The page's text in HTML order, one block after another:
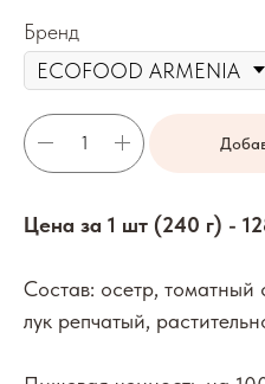
Бренд
Цена за 1 шт (240 г) -
Состав: осетр, томатный
лук репчатый,